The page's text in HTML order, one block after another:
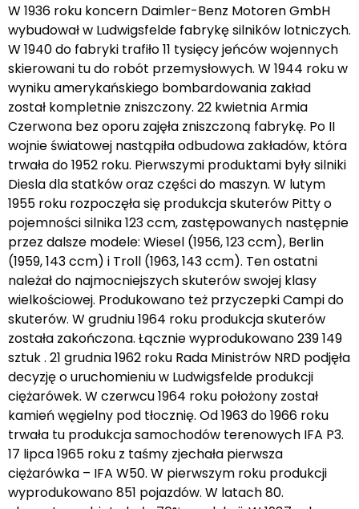
W 1936 roku koncern Daimler-Benz Motoren GmbH
wybudował w Ludwigsfelde fabrykę silników lotniczych.
W 1940 do fabryki trafiło 11 tysięcy jeńców wojennych
skierowani tu do robót przemysłowych. W 1944 roku w
wyniku amerykańskiego bombardowania zakład
został kompletnie zniszczony. 22 kwietnia Armia
Czerwona bez oporu zajęła zniszczoną fabrykę. Po II
wojnie światowej nastąpiła odbudowa zakładów, która
trwała do 1952 roku. Pierwszymi produktami były silniki
Diesla dla statków oraz części do maszyn. W lutym
1955 roku rozpoczęła się produkcja skuterów Pitty o
pojemności silnika 123 ccm, zastępowanych następnie
przez dalsze modele: Wiesel (1956, 123 ccm), Berlin
(1959, 143 ccm) i Troll (1963, 143 ccm). Ten ostatni
należał do najmocniejszych skuterów swojej klasy
wielkościowej. Produkowano też przyczepki Campi do
skuterów. W grudniu 1964 roku produkcja skuterów
została zakończona. Łącznie wyprodukowano 239 149
sztuk . 21 grudnia 1962 roku Rada Ministrów NRD podjęła
decyzję o uruchomieniu w Ludwigsfelde produkcji
ciężarówek. W czerwcu 1964 roku położony został
kamień węgielny pod tłocznię. Od 1963 do 1966 roku
trwała tu produkcja samochodów terenowych IFA P3.
17 lipca 1965 roku z taśmy zjechała pierwsza
ciężarówka – IFA W50. W pierwszym roku produkcji
wyprodukowano 851 pojazdów. W latach 80.